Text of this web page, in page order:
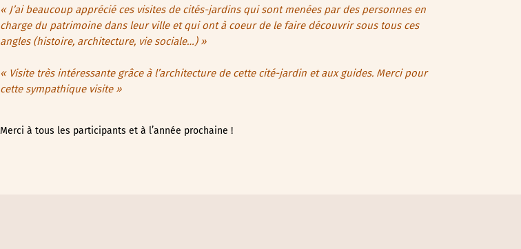
« J’ai beaucoup apprécié ces visites de cités-jardins qui sont menées par des personnes en
charge du patrimoine dans leur ville et qui ont à coeur de le faire découvrir sous tous ces
angles (histoire, architecture, vie sociale…) »
« Visite très intéressante grâce à l’architecture de cette cité-jardin et aux guides. Merci pour
cette sympathique visite »
Merci à tous les participants et à l’année prochaine !